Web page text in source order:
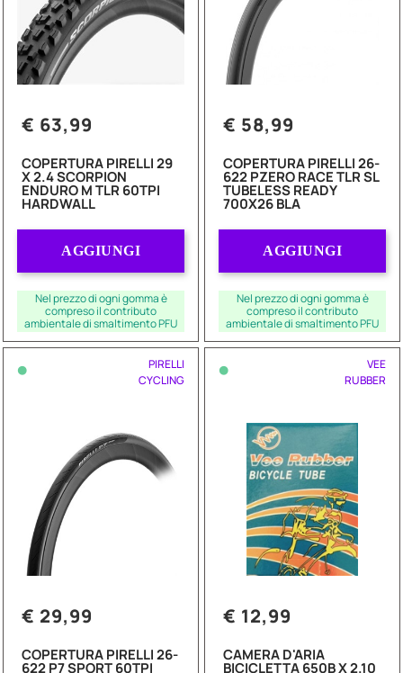
€ 63,99
COPERTURA PIRELLI 29
X 2.4 SCORPION
ENDURO M TLR 60TPI
HARDWALL
AGGIUNGI
Nel prezzo di ogni gomma è
compreso il contributo
ambientale di smaltimento PFU
€ 58,99
COPERTURA PIRELLI 26-
622 PZERO RACE TLR SL
TUBELESS READY
700X26 BLA
AGGIUNGI
Nel prezzo di ogni gomma è
compreso il contributo
ambientale di smaltimento PFU
•
PIRELLI
CYCLING
€ 29,99
COPERTURA PIRELLI 26-
622 P7 SPORT 60TPI
•
VEE
RUBBER
€ 12,99
CAMERA D'ARIA
BICICLETTA 650B X 2.10